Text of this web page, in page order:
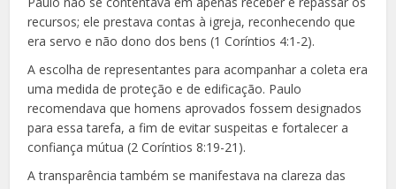
recursos; ele prestava contas à igreja, reconhecendo que
era servo e não dono dos bens (1 Coríntios 4:1-2).
A escolha de representantes para acompanhar a coleta era
uma medida de proteção e de edificação. Paulo
recomendava que homens aprovados fossem designados
para essa tarefa, a fim de evitar suspeitas e fortalecer a
confiança mútua (2 Coríntios 8:19-21).
A transparência também se manifestava na clareza das